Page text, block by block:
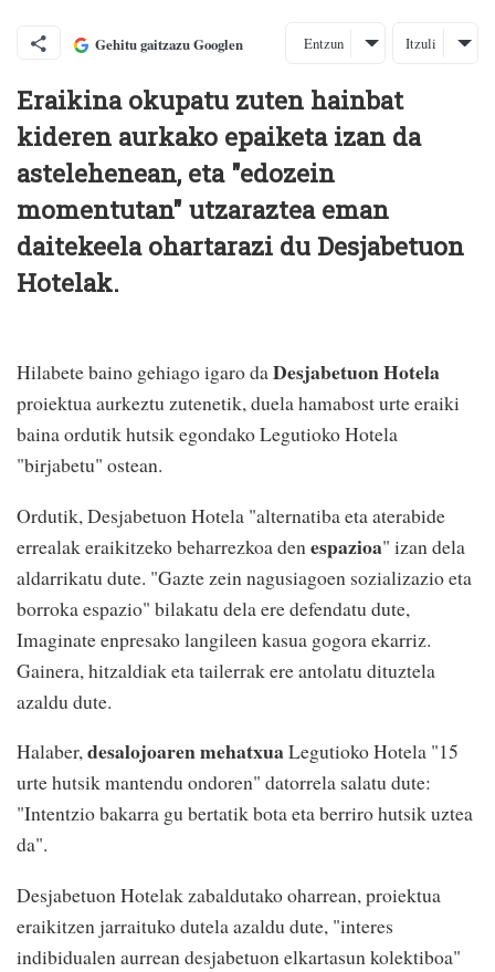
Gehitu gaitzazu Googlen Entzun Itzuli
Eraikina okupatu zuten hainbat
kideren aurkako epaiketa izan da
astelehenean, eta "edozein
momentutan" utzaraztea eman
daitekeela ohartarazi du Desjabetuon
Hotelak.
Hilabete baino gehiago igaro daDesjabetuon Hotela
proiektua aurkeztu zutenetik, duela hamabost urte eraiki
baina ordutik hutsik egondako Legutioko Hotela
"birjabetu" ostean.
Ordutik, Desjabetuon Hotela "alternatiba eta aterabide
errealak eraikitzeko beharrezkoa den espazioa" izan dela
aldarrikatu dute. "Gazte zein nagusiagoen sozializazio eta
borroka espazio" bilakatu dela ere defendatu dute,
Imaginate enpresako langileen kasua gogora ekarriz.
Gainera, hitzaldiak eta tailerrak ere antolatu dituztela
azaldu dute.
Halaber,desalojoaren mehatxuaLegutioko Hotela "15
urte hutsik mantendu ondoren" datorrela salatu dute:
"Intentzio bakarra gu bertatik bota eta berriro hutsik uztea
da".
Desjabetuon Hotelak zabaldutako oharrean, proiektua
eraikitzen jarraituko dutela azaldu dute, "interes
indibidualen aurrean desjabetuon elkartasun kolektiboa"